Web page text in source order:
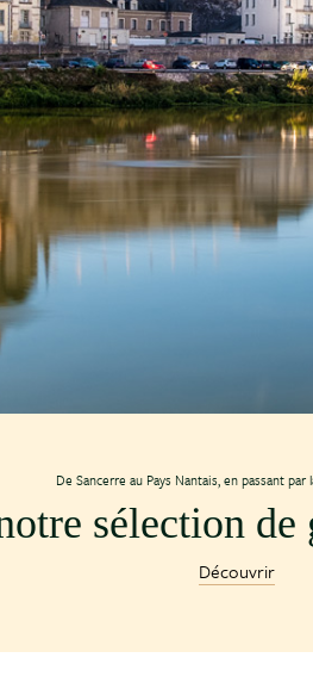
De Sancerre au Pays Nantais, en passant
sélection
Découvrir